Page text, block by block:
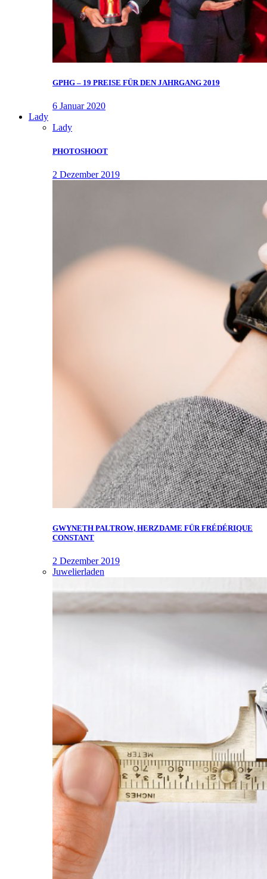
GPHG – 19 PREISE FÜR DEN JAHRGANG 2019
6 Januar 2020
Lady
Lady
PHOTOSHOOT
2 Dezember 2019
GWYNETH PALTROW, HERZDAME FÜR FRÉDÉRIQUE
CONSTANT
2 Dezember 2019
Juwelierladen